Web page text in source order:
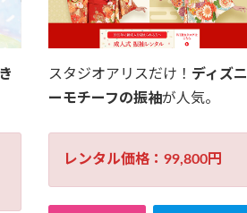
スタジオアリスだけ！ ディズニ
ーモチーフの振袖が人気。
レンタル価格：99,800円